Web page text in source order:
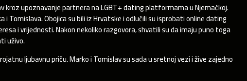
kroz upoznavanje partnera na LGBT+ dating platformama u Njemačkoj.
i Tomislava. Obojica su bili iz Hrvatske i odlučili su isprobati online dating
i vrijednosti. Nakon nekoliko razgovora, shvatili su da imaju puno toga
uživo.
ljubavnu priču. Marko i Tomislav su sada u sretnoj vezi i žive zajedno